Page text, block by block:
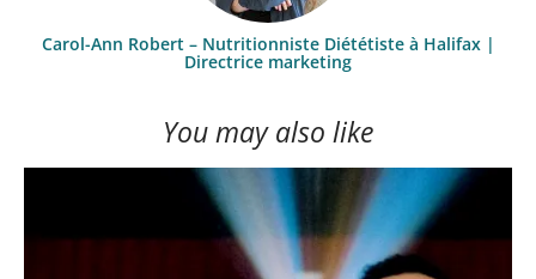
Carol-Ann Robert – Nutritionniste Diététiste à Halifax |
Directrice marketing
You may also like